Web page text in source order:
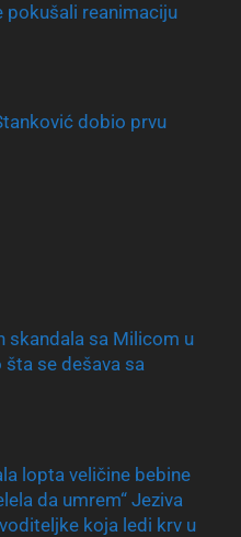
pokušali reanimaciju
dobio prvu
skandala sa Milicom u
šta se dešava sa
lopta veličine bebine
da umrem“ Jeziva
koja ledi krv u